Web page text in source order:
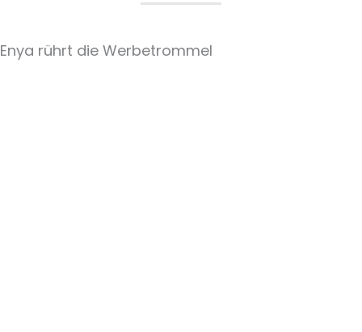
Enya rührt die Werbetrommel